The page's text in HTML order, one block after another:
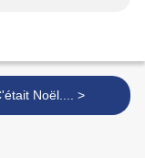
C'était Noël.... >